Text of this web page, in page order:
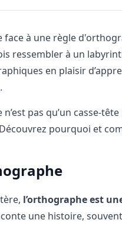
face à une règle
ressembler à un
en plaisir
n’est pas qu’un casse-
pourquoi et
l’orthographe est
une histoire,